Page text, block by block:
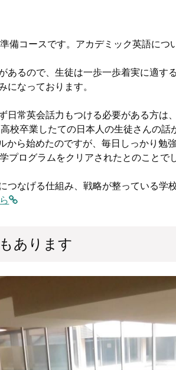
備コースです。アカデミック英語につ
あるので、生徒は一歩一歩着実に適す
になっております。
日常英会話力もつける必要がある方は
校卒業したての日本人の生徒さんの
から始めたのですが、毎日しっかり勉
プログラムをクリアされたとのことで
つなげる仕組み、戦略が整っている学校
あります